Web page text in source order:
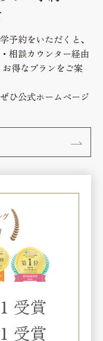
予約をいただくと、
相談カウンター経由
得なプランをご案
ひ公式ホームページ
受賞
受賞